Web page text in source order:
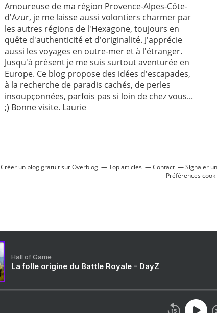
Amoureuse de ma région Provence-Alpes-Côte-
d'Azur, je me laisse aussi volontiers charmer par
les autres régions de l'Hexagone, toujours en
quête d'authenticité et d'originalité. J'apprécie
aussi les voyages en outre-mer et à l'étranger.
Jusqu'à présent je me suis surtout aventurée en
Europe. Ce blog propose des idées d'escapades,
à la recherche de paradis cachés, de perles
insoupçonnées, parfois pas si loin de chez vous...
;) Bonne visite. Laurie
Créer un blog gratuit sur Overblog Top articles Contact Signaler
Préférences
Hall of Game
La folle origine du Battle Royale - DayZ